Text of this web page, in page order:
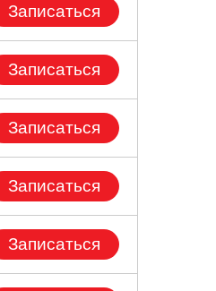
Записаться
Записаться
Записаться
Записаться
Записаться